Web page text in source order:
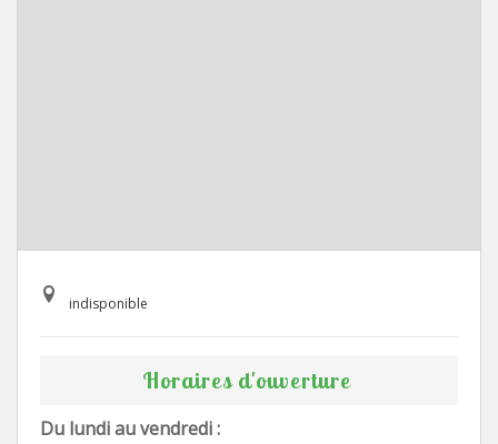
indisponible
Horaires d'ouverture
Du lundi au vendredi :